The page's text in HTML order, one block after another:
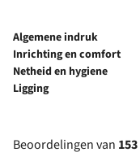
Algemene indruk
Inrichting en comfort
Netheid en hygiene
Ligging
Beoordelingen van